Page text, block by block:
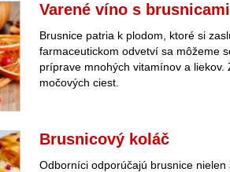
Varené víno s brusnicami
Brusnice patria k plodom, ktoré si
farmaceutickom odvetví sa môžeme
príprave mnohých vitamínov a
močových ciest.
Brusnicový koláč
Odborníci odporúčajú brusnice